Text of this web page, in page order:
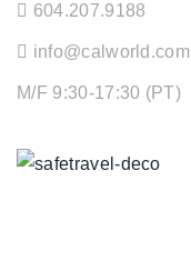
604.207.9188
info@calworld.com
M/F 9:30-17:30 (PT)